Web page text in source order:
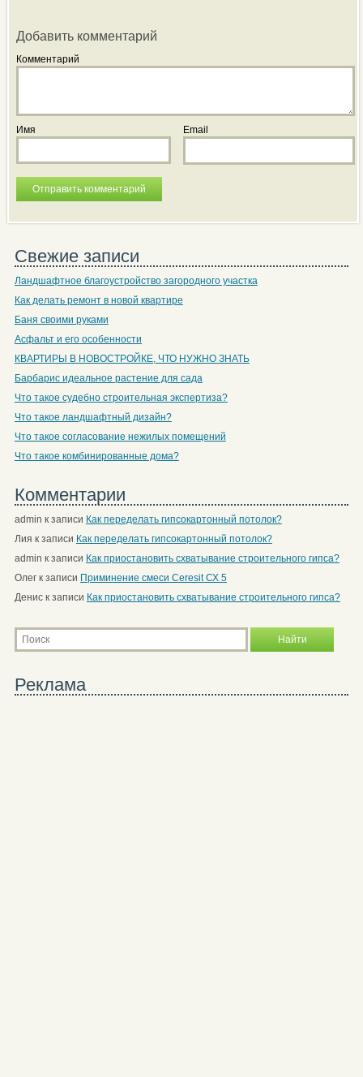
Добавить комментарий
Комментарий
Имя Email
Свежие записи
Ландшафтное благоустройство загородного участка
Как делать ремонт в новой квартире
Баня своими руками
Асфальт и его особенности
КВАРТИРЫ В НОВОСТРОЙКЕ, ЧТО НУЖНО ЗНАТЬ
Барбарис идеальное растение для сада
Что такое судебно строительная экспертиза?
Что такое ландшафтный дизайн?
Что такое согласование нежилых помещений
Что такое комбинированные дома?
Комментарии
admin к записи Как переделать гипсокартонный потолок?
Лия к записи Как переделать гипсокартонный потолок?
admin к записи Как приостановить схватывание строительного гипса?
Олегк записи Приминение смеси Ceresit СХ 5
Дениск записи Как приостановить схватывание строительного гипса?
Реклама